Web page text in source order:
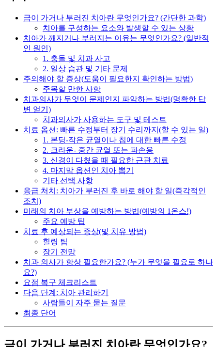
금이 가거나 부러진 치아란 무엇인가요? (간단한 과학)
치아를 구성하는 요소와 발생할 수 있는 상황
치아가 깨지거나 부러지는 이유는 무엇인가요? (일반적
인 원인)
1. 충돌 및 치과 사고
2. 일상 습관 및 기타 문제
주의해야 할 증상(도움이 필요한지 확인하는 방법)
주목할 만한 사항
치과의사가 무엇이 문제인지 파악하는 방법(명확한 답
변 얻기)
치과의사가 사용하는 도구 및 테스트
치료 옵션: 빠른 수정부터 장기 수리까지(할 수 있는 일)
1. 본딩-작은 균열이나 칩에 대한 빠른 수정
2. 크라운- 중간 균열 또는 파손용
3. 신경이 다쳤을 때 필요한 근관 치료
4. 마지막 옵션인 치아 뽑기
기타 선택 사항
응급 처치: 치아가 부러진 후 바로 해야 할 일(즉각적인
조치)
미래의 치아 부상을 예방하는 방법(예방의 1온스!)
주요 예방 팁
치료 후 예상되는 증상(및 치유 방법)
힐링 팁
장기 전망
치과 의사가 항상 필요한가요? (누가 무엇을 필요로 하나
요?)
요점 복구 체크리스트
다음 단계: 치아 관리하기
사람들이 자주 묻는 질문
최종 단어
금이 가거나 부러진 치아란 무엇인가요?